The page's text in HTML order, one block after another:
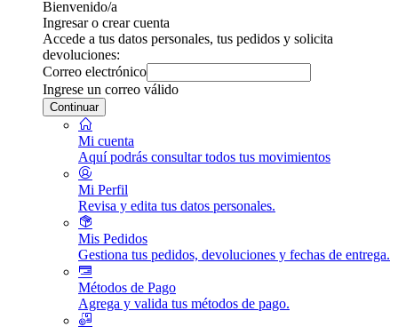
Bienvenido/a
Ingresar o crear cuenta
Accede a tus datos personales, tus pedidos y solicita
devoluciones:
Correo electrónico
Ingrese un correo válido
Continuar
Mi cuenta
Aquí podrás consultar todos tus movimientos
Mi Perfil
Revisa y edita tus datos personales.
Mis Pedidos
Gestiona tus pedidos, devoluciones y fechas de entrega.
Métodos de Pago
Agrega y valida tus métodos de pago.